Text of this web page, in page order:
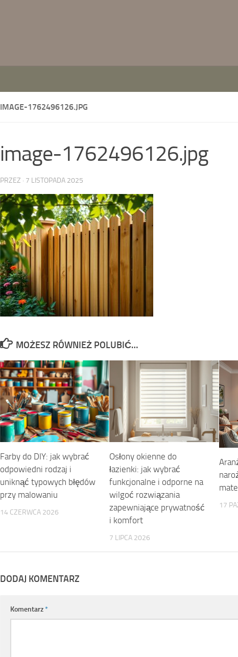
IMAGE-1762496126.JPG
image-1762496126.jpg
PRZEZ · 7 LISTOPADA 2025
MOŻESZ RÓWNIEŻ POLUBIĆ…
Farby do DIY: jak wybrać
odpowiedni rodzaj i
uniknąć typowych błędów
przy malowaniu
14 CZERWCA 2026
Osłony okienne do
łazienki: jak wybrać
funkcjonalne i odporne na
wilgoć rozwiązania
zapewniające prywatność
i komfort
7 LIPCA 2026
17
DODAJ KOMENTARZ
Komentarz*